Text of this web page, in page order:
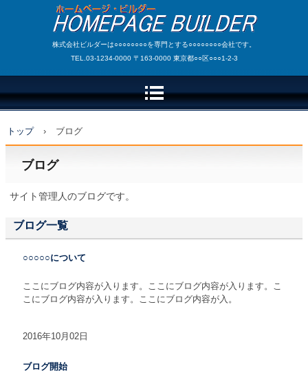
株式会社ビルダーは○○○○○○○○を専門とする○○○○○○○○会社です。
TEL.03-1234-0000 〒163-0000 東京都○○区○○○1-2-3
トップ › ブログ
ブログ
サイト管理人のブログです。
ブログ一覧
○○○○○について
ここにブログ内容が入ります。ここにブログ内容が入ります。こ
こにブログ内容が入ります。ここにブログ内容が入。
2016年10月02日
ブログ開始